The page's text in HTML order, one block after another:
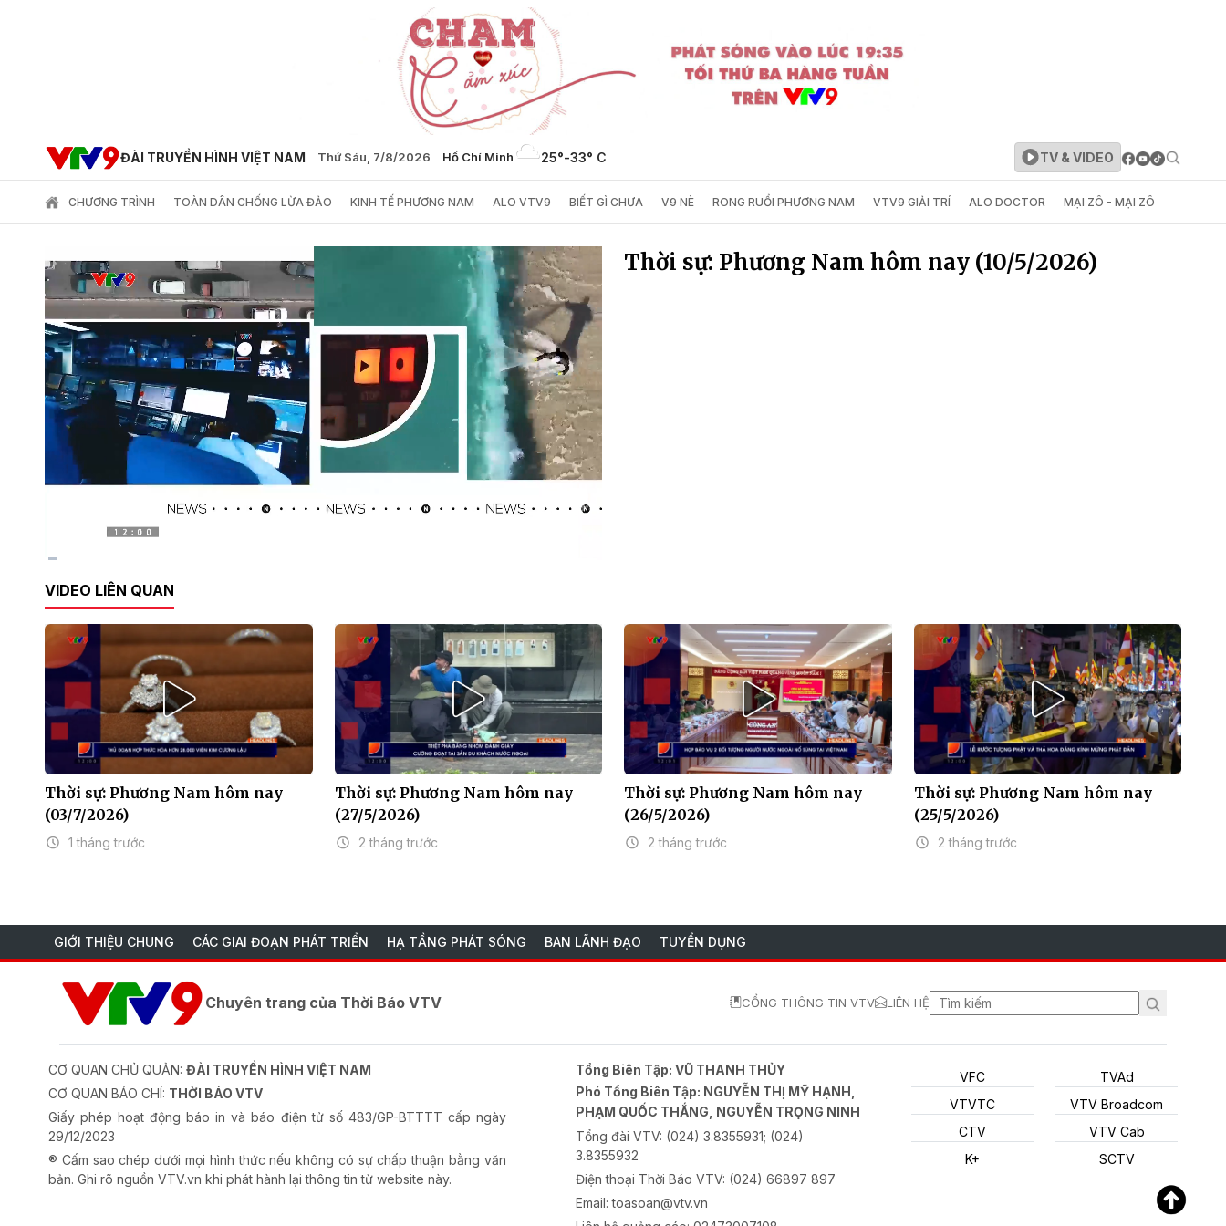
ĐÀI TRUYỀN HÌNH VIỆT NAM Thứ Sáu, 7/8/2026 Hồ Chí Minh 25°-33° C TV & VIDEO
CHƯƠNG TRÌNH TOÀN DÂN CHỐNG LỪA ĐẢO KINH TẾ PHƯƠNG NAM ALO VTV9 BIẾT GÌ CHƯA V9 NÈ RONG RUỔI PHƯƠNG NAM VTV9 GIẢI TRÍ ALO DOCTOR MẠI ZÔ - MẠI ZÔ
Thời sự: Phương Nam hôm nay (10/5/2026)
VIDEO LIÊN QUAN
Thời sự: Phương Nam hôm nay
(03/7/2026)
1 tháng trước
Thời sự: Phương Nam hôm nay
(27/5/2026)
2 tháng trước
Thời sự: Phương Nam hôm nay
(26/5/2026)
2 tháng trước
Thời sự: Phương Nam hôm nay
(25/5/2026)
2 tháng trước
GIỚI THIỆU CHUNG CÁC GIAI ĐOẠN PHÁT TRIỂN HẠ TẦNG PHÁT SÓNG BAN LÃNH ĐẠO TUYỂN DỤNG
Chuyên trang của Thời Báo VTV CỔNG THÔNG TIN VTV LIÊN HỆ
CƠ QUAN CHỦ QUẢN: ĐÀI TRUYỀN HÌNH VIỆT NAM
CƠ QUAN BÁO CHÍ: THỜI BÁO VTV
Giấy phép hoạt động báo in và báo điện tử số 483/GP-BTTTT cấp ngày
29/12/2023
® Cấm sao chép dưới mọi hình thức nếu không có sự chấp thuận bằng văn
bản. Ghi rõ nguồn VTV.vn khi phát hành lại thông tin từ website này.
Tổng Biên Tập:VŨ THANH THỦY
Phó Tổng Biên Tập: NGUYỄN THỊ MỸ HẠNH,
PHẠM QUỐC THẮNG, NGUYỄN TRỌNG NINH
Tổng đài VTV: (024) 3.8355931; (024)
3.8355932
Điện thoại Thời Báo VTV: (024) 66897 897
Email:toasoan@vtv.vn
VFC
VTVTC
CTV
K+
TVAd
VTV Broadcom
VTV Cab
SCTV